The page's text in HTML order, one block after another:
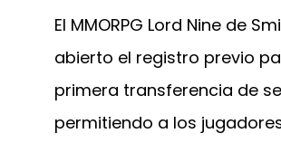
El MMORPG Lord Nine de
abierto el registro previo
primera transferencia de
permitiendo a los